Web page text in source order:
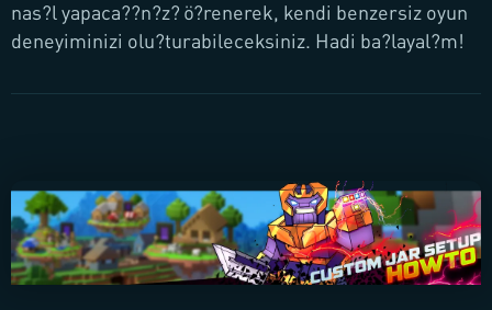
nas?l yapaca??n?z? ö?renerek, kendi benzersiz oyun
deneyiminizi olu?turabileceksiniz. Hadi ba?layal?m!